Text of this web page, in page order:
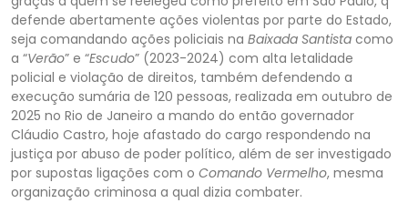
defende abertamente ações violentas por parte do Estado,
seja comandando ações policiais na Baixada Santista como
a “Verão” e “Escudo” (2023-2024) com alta letalidade
policial e violação de direitos, também defendendo a
execução sumária de 120 pessoas, realizada em outubro de
2025 no Rio de Janeiro a mando do então governador
Cláudio Castro, hoje afastado do cargo respondendo na
justiça por abuso de poder político, além de ser investigado
por supostas ligações com o Comando Vermelho, mesma
organização criminosa a qual dizia combater.